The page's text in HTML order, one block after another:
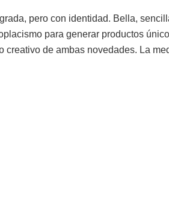
pero con identidad. Bella,
para generar productos
de ambas novedades. La